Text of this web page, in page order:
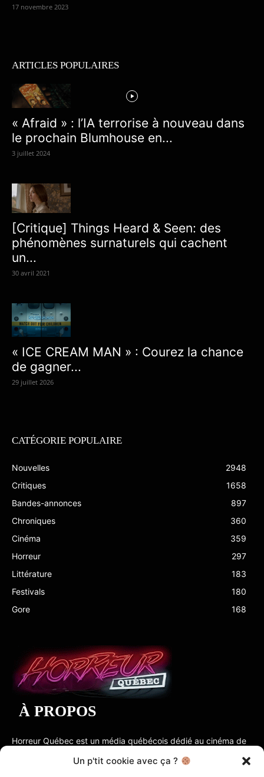
Un p'tit cookie avec ça ?
17 novembre 2023
ARTICLES POPULAIRES
« Afraid » : l’IA terrorise à nouveau dans
le prochain Blumhouse en...
3 juillet 2024
[Critique] Things Heard & Seen: des
phénomènes surnaturels qui cachent
un...
30 avril 2021
« ICE CREAM MAN » : Courez la chance
de gagner...
29 juillet 2026
CATÉGORIE POPULAIRE
Nouvelles
2948
Critiques
1658
Bandes-annonces
897
Chroniques
360
Cinéma
359
Horreur
297
Littérature
183
Festivals
180
Gore
168
À PROPOS
Horreur Québec est un média québécois dédié au cinéma de
sous toutes ses formes. HQc est une division de Cabane à